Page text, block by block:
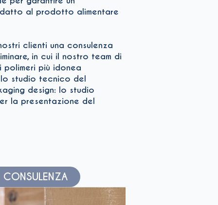
al prodotto alimentare
clienti una consulenza
in cui il nostro team di
più idonea
lo studio tecnico del
design: lo studio
la presentazione del
CONSULENZA